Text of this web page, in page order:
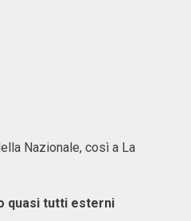
Nazionale, così a La
quasi tutti esterni